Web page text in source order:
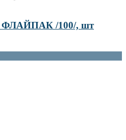
ФЛАЙПАК /100/, шт